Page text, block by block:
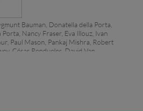
Bauman, Donatella della Porta,
Nancy Fraser, Eva Illouz, Ivan
Paul Mason, Pankaj Mishra, Robert
César Rendueles, David Van
Streeck, David Van Reybrouck, David